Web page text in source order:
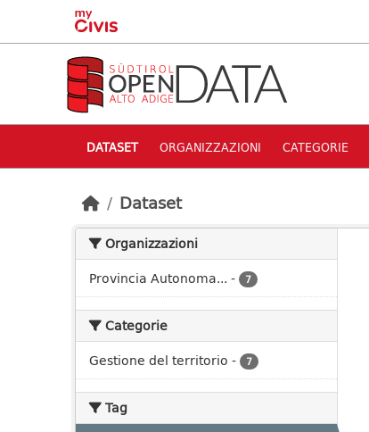
Skip to main content
DATASET ORGANIZZAZIONI CATEGORIE
Dataset
Organizzazioni
Provincia Autonoma... - 7
Categorie
Gestione del territorio - 7
Tag